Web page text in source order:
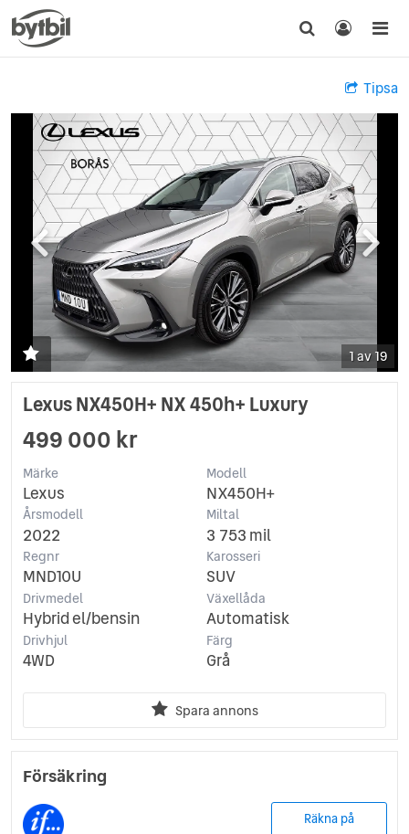
Tipsa
1 av 19
Lexus NX450H+ NX 450h+ Luxury
499 000 kr
Märke
Lexus
Modell
NX450H+
Årsmodell
2022
Miltal
3 753 mil
Regnr
MND10U
Karosseri
SUV
Drivmedel
Hybrid el/bensin
Växellåda
Automatisk
Drivhjul
4WD
Färg
Grå
Spara annons
Försäkring
Räkna på